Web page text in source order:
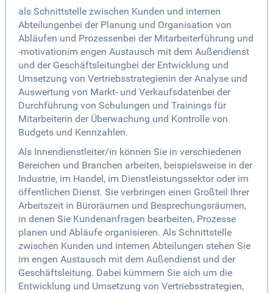
als Schnittstelle zwischen Kunden und internen
Abteilungenbei der Planung und Organisation von
Abläufen und Prozessenbei der Mitarbeiterführung und
-motivationim engen Austausch mit dem Außendienst
und der Geschäftsleitungbei der Entwicklung und
Umsetzung von Vertriebsstrategienin der Analyse und
Auswertung von Markt- und Verkaufsdatenbei der
Durchführung von Schulungen und Trainings für
Mitarbeiterin der Überwachung und Kontrolle von
Budgets und Kennzahlen.
Als Innendienstleiter/in können Sie in verschiedenen
Bereichen und Branchen arbeiten, beispielsweise in der
Industrie, im Handel, im Dienstleistungssektor oder im
öffentlichen Dienst. Sie verbringen einen Großteil Ihrer
Arbeitszeit in Büroräumen und Besprechungsräumen,
in denen Sie Kundenanfragen bearbeiten, Prozesse
planen und Abläufe organisieren. Als Schnittstelle
zwischen Kunden und internen Abteilungen stehen Sie
im engen Austausch mit dem Außendienst und der
Geschäftsleitung. Dabei kümmern Sie sich um die
Entwicklung und Umsetzung von Vertriebsstrategien,